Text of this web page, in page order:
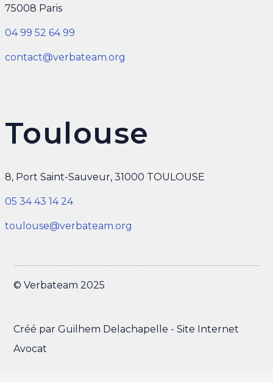
75008 Paris
04 99 52 64 99
contact@verbateam.org
Toulouse
8, Port Saint-Sauveur, 31000 TOULOUSE
05 34 43 14 24​
toulouse@verbateam.org
© Verbateam 2025
Créé parGuilhem Delachapelle - Site Internet
Avocat